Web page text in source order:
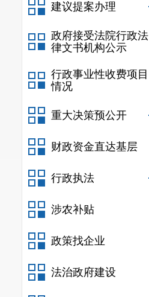
建议提案办理
政府接受法院行政法
律文书机构公示
行政事业性收费项目
情况
重大决策预公开
财政资金直达基层
行政执法
涉农补贴
政策找企业
法治政府建设